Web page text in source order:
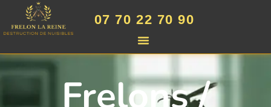
07 70 22 70 90
Frelons /